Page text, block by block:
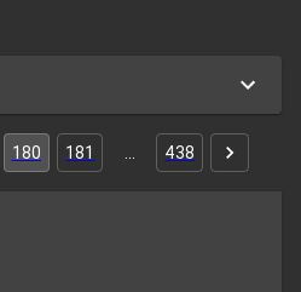
180 181 438